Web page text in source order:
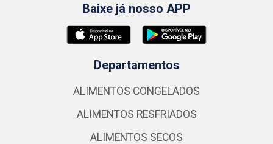
Baixe já nosso APP
Departamentos
ALIMENTOS CONGELADOS
ALIMENTOS RESFRIADOS
ALIMENTOS SECOS